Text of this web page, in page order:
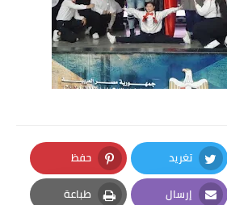
تغريد
Twitter
حفظ
Pinterest
إرسال طباعة